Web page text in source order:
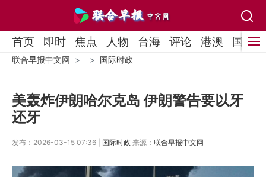
首页 即时 焦点 人物 台海 评论 港澳 国际
联合早报中文网 国际时政
美轰炸伊朗哈尔克岛 伊朗警告要以牙
还牙
发布：2026-03-15 07:36 | 国际时政 来源： 联合早报中文网